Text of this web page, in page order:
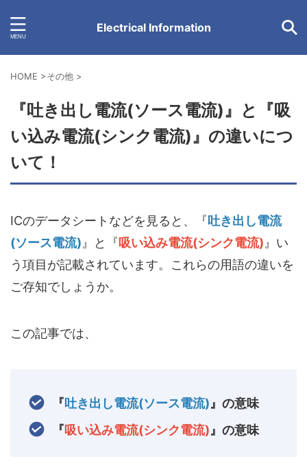
Electrical Information
HOME >その他 >
『吐き出し電流(ソース電流)』と『吸
い込み電流(シンク電流)』の違いにつ
いて！
ICのデータシートなどを見ると、『 吐き出し電流
(ソース電流) 』と『 吸い込み電流(シンク電流) 』い
う項目が記載されています。これらの用語の違いを
ご存知でしょうか。
この記事では、
『吐き出し電流(ソース電流) 』の意味
『吸い込み電流(シンク電流) 』の意味